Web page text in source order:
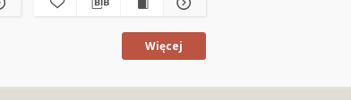
Więcej